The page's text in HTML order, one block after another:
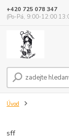
+420 725 078 347
(Po-Pá, 9:00-12:00
Úvod
sff